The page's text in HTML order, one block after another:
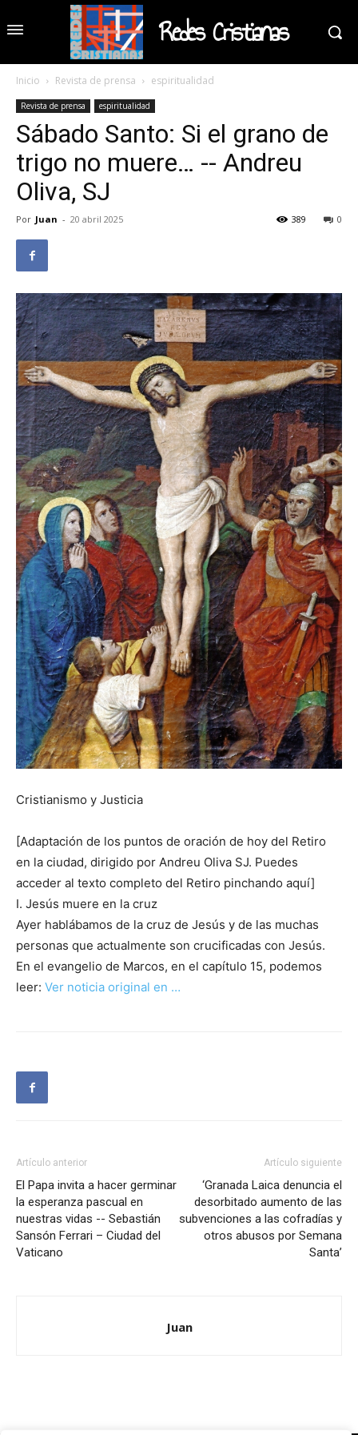
Redes Cristianas
Inicio Revista de prensa espiritualidad
Revista de prensa espiritualidad
Sábado Santo: Si el grano de
trigo no muere… -- Andreu
Oliva, SJ
Por Juan - 20 abril 2025 0
389
Cristianismo y Justicia
[Adaptación de los puntos de oración de hoy del Retiro
en la ciudad, dirigido por Andreu Oliva SJ. Puedes
acceder al texto completo del Retiro pinchando aquí]
I. Jesús muere en la cruz
Ayer hablábamos de la cruz de Jesús y de las muchas
personas que actualmente son crucificadas con Jesús.
En el evangelio de Marcos, en el capítulo 15, podemos
leer: Ver noticia original en …
Artículo anterior
El Papa invita a hacer germinar
la esperanza pascual en
nuestras vidas -- Sebastián
Sansón Ferrari – Ciudad del
Vaticano
Artículo siguiente
‘Granada Laica denuncia el
desorbitado aumento de las
subvenciones a las cofradías y
otros abusos por Semana
Santa’
Juan